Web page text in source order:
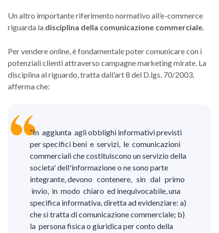
Un altro importante riferimento normativo all’e-commerce
riguarda la disciplina della comunicazione commerciale.
Per vendere online, è fondamentale poter comunicare con i
potenziali clienti attraverso campagne marketing mirate. La
disciplina al riguardo, tratta dall’art 8 del D.lgs. 70/2003,
afferma che:
“In aggiunta agli obblighi informativi previsti
per specifici beni e servizi, le comunicazioni
commerciali che costituiscono un servizio della
societa' dell'informazione o ne sono parte
integrante, devono contenere, sin dal primo
invio, in modo chiaro ed inequivocabile, una
specifica informativa, diretta ad evidenziare: a)
che si tratta di comunicazione commerciale; b)
la persona fisica o giuridica per conto della